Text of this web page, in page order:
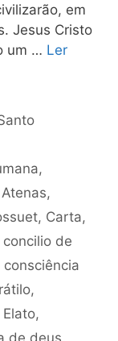
em
Jesus Cristo
um … Ler
,
Atenas,
, Carta,
concilio de
consciência
,
Elato,
de deus,